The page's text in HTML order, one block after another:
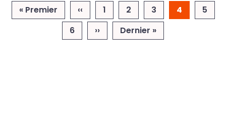
Pagination
« PremierPremière page
‹‹Page précédente
1 2 3 4
5
6
››Page suivante
Dernier »Dernière page